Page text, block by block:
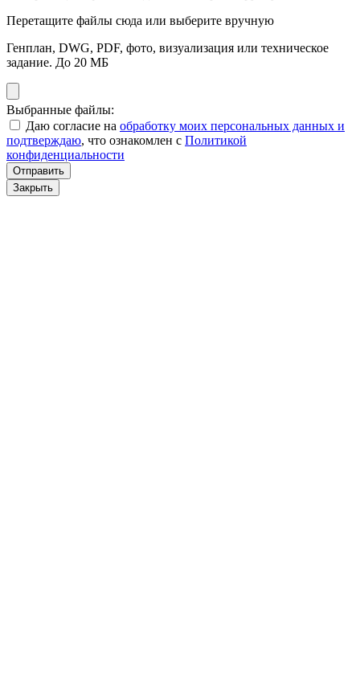
Перетащите файлы сюда или выберите вручную
Генплан, DWG, PDF, фото, визуализация или техническое
задание. До 20 МБ
Выбранные файлы:
Даю согласие на обработку моих персональных данных и
подтверждаю, что ознакомлен с Политикой
конфиденциальности
Отправить
Закрыть